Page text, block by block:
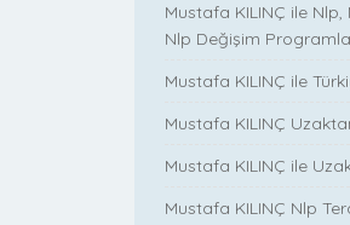
Mustafa KILINÇ ile
Nlp Değişim
Mustafa KILINÇ ile
Mustafa KILINÇ
Mustafa KILINÇ ile
Mustafa KILINÇ Nlp